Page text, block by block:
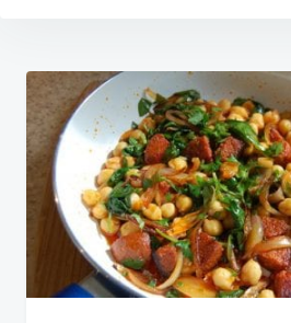
Navigation
de
l’article